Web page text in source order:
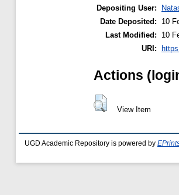
Depositing User:
Date Deposited:
10
Last Modified:
10
URI:
Actions
View Item
UGD Academic Repository is powered by